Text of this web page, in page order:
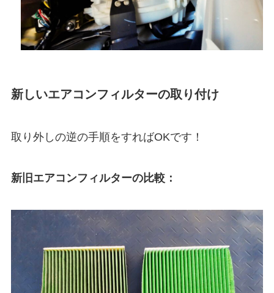
新しいエアコンフィルターの取り付け
取り外しの逆の手順をすればOKです！
新旧エアコンフィルターの比較：